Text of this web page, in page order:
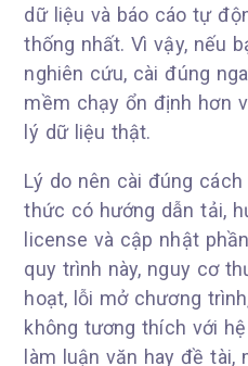
dữ liệu và báo cáo tự
thống nhất. Vì vậy, nếu
nghiên cứu, cài đúng
mềm chạy ổn định hơn
lý dữ liệu thật.
Lý do nên cài đúng
thức có hướng dẫn tải,
license và cập nhật
quy trình này, nguy cơ
hoạt, lỗi mở chương
không tương thích với
làm luận văn hay đề tài,